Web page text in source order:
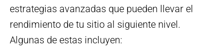
estrategias avanzadas que pueden llevar el
rendimiento de tu sitio al siguiente nivel.
Algunas de estas incluyen: